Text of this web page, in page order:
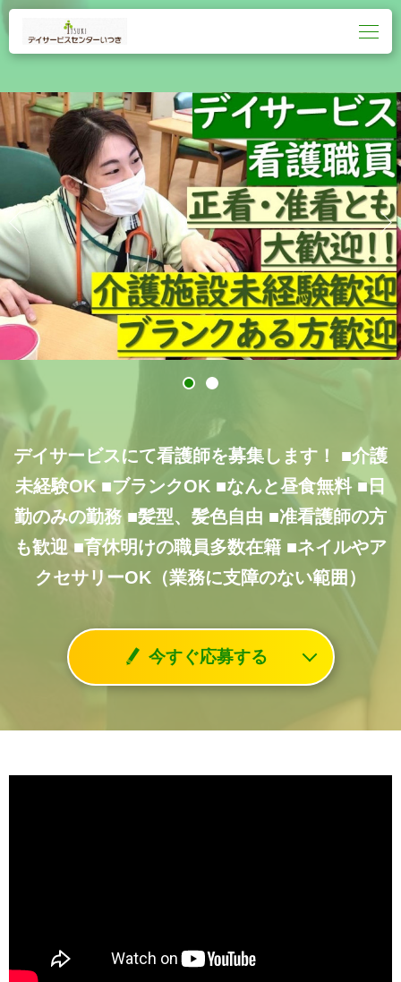
デイサービスにて看護師を募集します！
■介護
未経験OK■ブランクOK ■なんと昼食無料■日
勤のみの勤務■髪型、髪色自由 ■准看護師の方
も歓迎 ■育休明けの職員多数在籍 ■ネイルやア
クセサリーOK（業務に支障のない範囲）
今すぐ応募する